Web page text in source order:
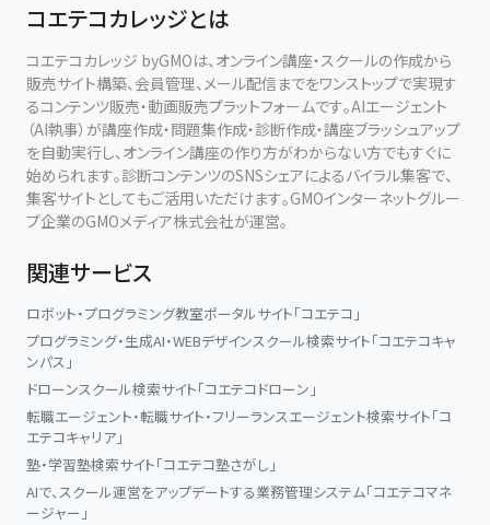
コエテコカレッジとは
コエテコカレッジ byGMOは、オンライン講座・スクールの作成から
販売サイト構築、会員管理、メール配信までをワンストップで実現す
るコンテンツ販売・動画販売プラットフォームです。AIエージェント
（AI執事）が講座作成・問題集作成・診断作成・講座ブラッシュアップ
を自動実行し、オンライン講座の作り方がわからない方でもすぐに
始められます。診断コンテンツのSNSシェアによるバイラル集客で、
集客サイトとしてもご活用いただけます。GMOインターネットグルー
プ企業のGMOメディア株式会社が運営。
関連サービス
ロボット・プログラミング教室ポータルサイト「コエテコ」
プログラミング・生成AI・WEBデザインスクール検索サイト「コエテコキャ
ンパス」
ドローンスクール検索サイト「コエテコドローン」
転職エージェント・転職サイト・フリーランスエージェント検索サイト「コ
エテコキャリア」
塾・学習塾検索サイト「コエテコ塾さがし」
AIで、スクール運営をアップデートする業務管理システム「コエテコマネ
ージャー」